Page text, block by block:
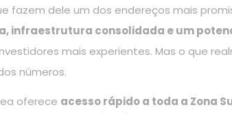
fazem dele um dos endereços mais
infraestrutura consolidada e um
mais experientes. Mas o que
números.
oferece acesso rápido a toda a Zona